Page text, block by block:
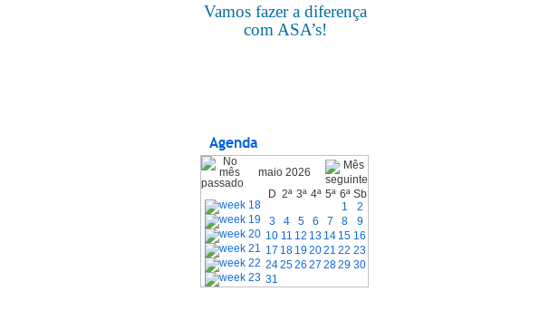
Vamos fazer a diferença
com ASA’s!
Agenda
maio 2026
D 2ª 3ª 4ª 5ª 6ª Sb
1
2
3
4 5 6 7 8
9
10 11 12 13 14 15 16
17 18 192021 22 23
242526 27 2829 30
31